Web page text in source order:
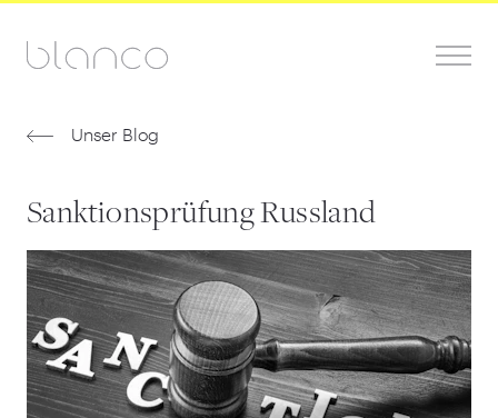
Unser Blog
Sanktionsprüfung Russland